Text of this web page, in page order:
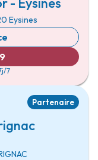
Eysines
7
Partenaire